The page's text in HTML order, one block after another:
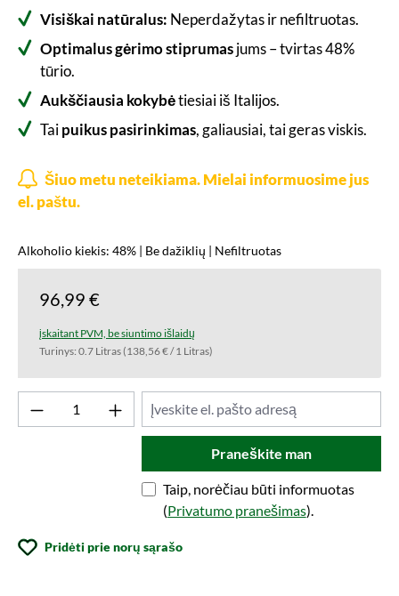
Visiškai natūralus: Neperdažytas ir nefiltruotas.
Optimalus gėrimo stiprumasjums – tvirtas 48%
tūrio.
Aukščiausia kokybėtiesiai iš Italijos.
Taipuikus pasirinkimas, galiausiai, tai geras viskis.
Šiuo metu neteikiama. Mielai informuosime jus
el. paštu.
Alkoholio kiekis: 48% | Be dažiklių | Nefiltruotas
96,99 €
įskaitant PVM, be siuntimo išlaidų
Turinys: 0.7 Litras(138,56 € / 1 Litras)
Praneškite man
Taip, norėčiau būti informuotas
(Privatumo pranešimas).
Pridėti prie norų sąrašo